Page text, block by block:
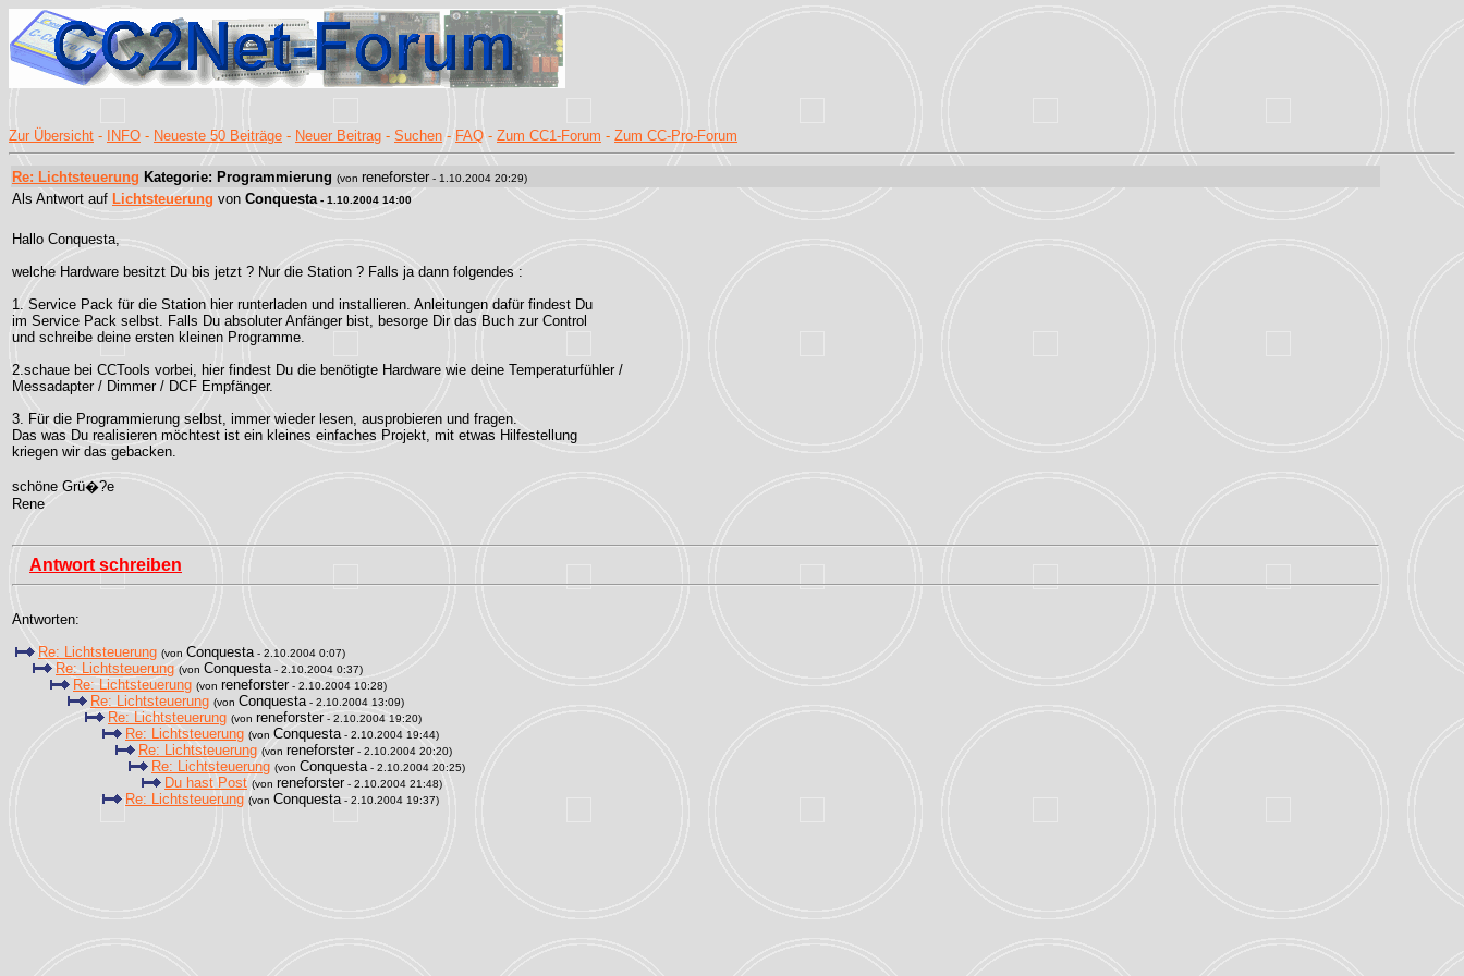
Zur Übersicht - INFO - Neueste 50 Beiträge - Neuer Beitrag - Suchen - FAQ - Zum CC1-Forum - Zum CC-Pro-Forum
Re: Lichtsteuerung Kategorie: Programmierung (von reneforster - 1.10.2004 20:29)
Als Antwort auf Lichtsteuerung von Conquesta - 1.10.2004 14:00
Hallo Conquesta,
welche Hardware besitzt Du bis jetzt ? Nur die Station ? Falls ja dann folgendes :
1. Service Pack für die Station hier runterladen und installieren. Anleitungen dafür findest Du
im Service Pack selbst. Falls Du absoluter Anfänger bist, besorge Dir das Buch zur Control
und schreibe deine ersten kleinen Programme.
2.schaue bei CCTools vorbei, hier findest Du die benötigte Hardware wie deine Temperaturfühler /
Messadapter / Dimmer / DCF Empfänger.
3. Für die Programmierung selbst, immer wieder lesen, ausprobieren und fragen.
Das was Du realisieren möchtest ist ein kleines einfaches Projekt, mit etwas Hilfestellung
kriegen wir das gebacken.
schöne Grü�?e
Rene
Antwort schreiben
Antworten:
Re: Lichtsteuerung (von Conquesta - 2.10.2004 0:07)
Re: Lichtsteuerung (von Conquesta - 2.10.2004 0:37)
Re: Lichtsteuerung (von reneforster - 2.10.2004 10:28)
Re: Lichtsteuerung (von Conquesta - 2.10.2004 13:09)
Re: Lichtsteuerung (von reneforster- 2.10.2004 19:20)
Re: Lichtsteuerung (von Conquesta - 2.10.2004 19:44)
Re: Lichtsteuerung (von reneforster - 2.10.2004 20:20)
Re: Lichtsteuerung (von Conquesta - 2.10.2004 20:25)
Du hast Post (von reneforster - 2.10.2004 21:48)
Re: Lichtsteuerung (von Conquesta - 2.10.2004 19:37)